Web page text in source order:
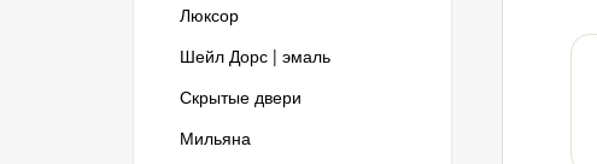
Люксор
Шейл Дорс | эмаль
Скрытые двери
Мильяна